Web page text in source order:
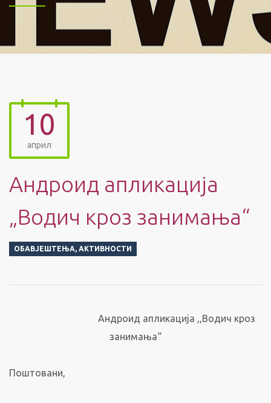
10
април
Андроид апликација
„Водич кроз занимања“
ОБАВЈЕШТЕЊА, АКТИВНОСТИ
Андроид апликација ,,Водич кроз
занимања“
Поштовани,